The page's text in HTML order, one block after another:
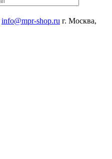
info@mpr-shop.ru г. Москва,